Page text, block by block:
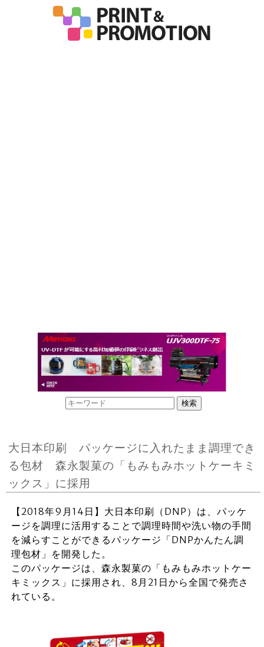
大日本印刷 パッケージに入れたまま調理でき
る包材 森永製菓の「もみもみホットケーキミ
ックス」に採用
【2018年9月14日】大日本印刷（DNP）は、パッケ
ージを調理に活用することで調理時間や洗い物の手間
を減らすことができるパッケージ「DNPかんたん調
理包材」を開発した。
このパッケージは、森永製菓の「もみもみホットケー
キミックス」に採用され、8月21日から全国で発売さ
れている。